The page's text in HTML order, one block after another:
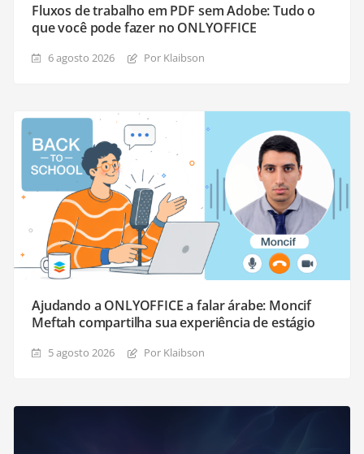
Fluxos de trabalho em PDF sem Adobe: Tudo o
que você pode fazer no ONLYOFFICE
6 agosto 2026 Por Klaibson
Ajudando a ONLYOFFICE a falar árabe: Moncif
Meftah compartilha sua experiência de estágio
5 agosto 2026 Por Klaibson